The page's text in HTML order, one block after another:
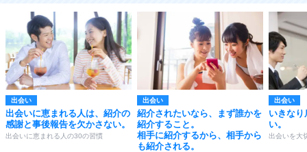
出会い
出会いに恵まれる人は、紹介の
感謝と事後報告を欠かさない。
出会いに恵まれる人の30の習慣
出会い
紹介されたいなら、まず誰かを
紹介すること。
相手に紹介するから、相手から
も紹介される。
出会い
いきなり
い。
出会いを大